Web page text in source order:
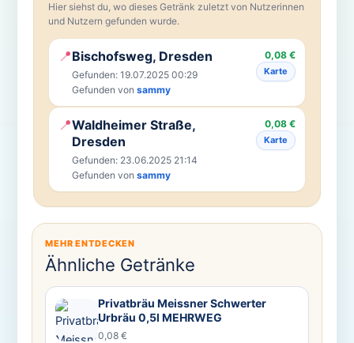
Hier siehst du, wo dieses Getränk zuletzt von Nutzerinnen
und Nutzern gefunden wurde.
📍Bischofsweg, Dresden
Gefunden: 19.07.2025 00:29
Gefunden von sammy
0,08 €
Karte
📍Waldheimer Straße,
Dresden
Gefunden: 23.06.2025 21:14
Gefunden von sammy
0,08 €
Karte
MEHR ENTDECKEN
Ähnliche Getränke
Privatbräu Meissner Schwerter
Urbräu 0,5l MEHRWEG
0,08 €